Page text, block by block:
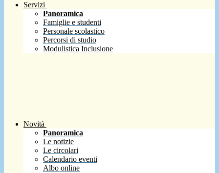
Servizi
Panoramica
Famiglie e studenti
Personale scolastico
Percorsi di studio
Modulistica Inclusione
Novità
Panoramica
Le notizie
Le circolari
Calendario eventi
Albo online